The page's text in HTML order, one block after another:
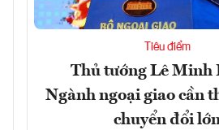
Tiêu điểm
Thủ tướng Lê Minh
Ngành ngoại giao cần
chuyển đổi